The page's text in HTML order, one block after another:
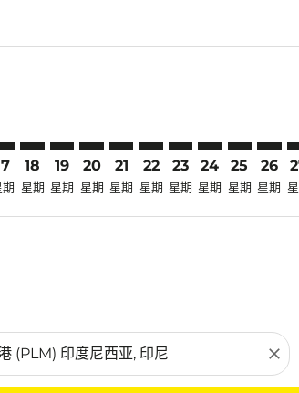
期
18
星期
19
星期
20
星期
KMG–PLM: cmp-view-
21
星期
KMG–PLM: cmp-view-
22
星期
KMG–PLM: cmp-
23
星期
KMG–PLM:
24
星期
25
星期
26
星期
close